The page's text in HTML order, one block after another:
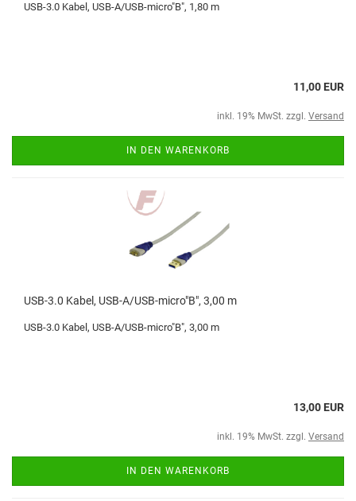
USB-3.0 Kabel, USB-A/USB-micro"B", 1,80 m
11,00 EUR
inkl. 19% MwSt. zzgl. Versand
IN DEN WARENKORB
USB-3.0 Kabel, USB-A/USB-micro"B", 3,00 m
USB-3.0 Kabel, USB-A/USB-micro"B", 3,00 m
13,00 EUR
inkl. 19% MwSt. zzgl. Versand
IN DEN WARENKORB